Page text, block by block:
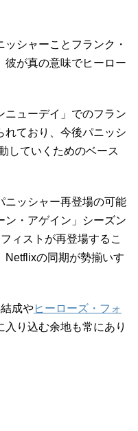
ッシャーことフランク・
彼が真の意味でヒーロー
ニューデイ」でのフラン
れており、今後パニッシ
していくためのベース
ニッシャー再登場の可能
ン・アゲイン」シーズン
ィストが再登場するこ
Netflixの同期が勢揃いす
成やヒーローズ・フォ
入り込む余地も常にあり